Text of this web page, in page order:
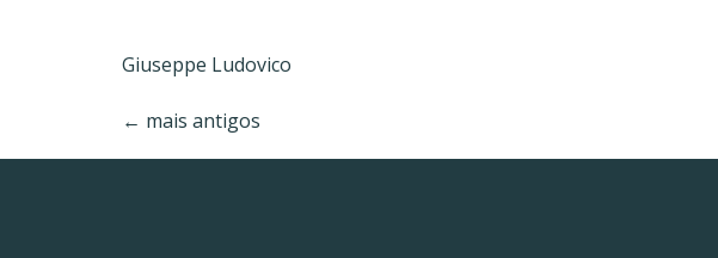
Giuseppe Ludovico
← mais antigos